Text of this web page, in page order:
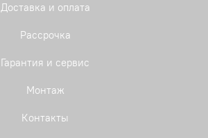
Доставка и оплата
Рассрочка
Гарантия и сервис
Монтаж
Контакты